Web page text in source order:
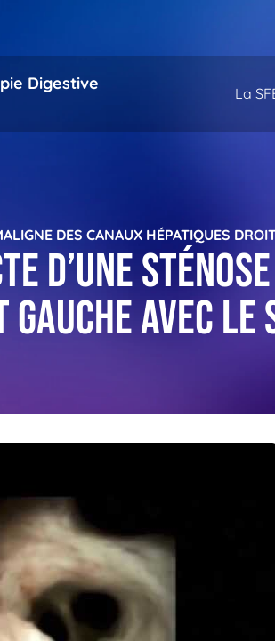
Digestive
La
DES CANAUX HÉPATIQUES
d’une
avec le